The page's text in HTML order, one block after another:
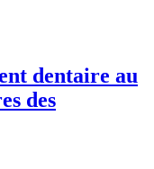
dentaire au
des